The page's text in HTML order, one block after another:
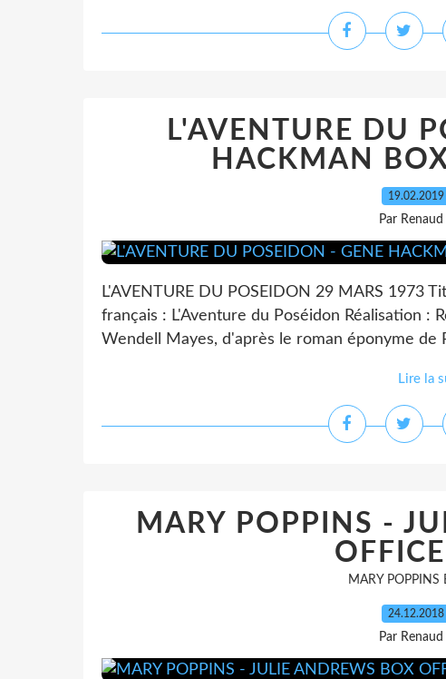
L'AVENTURE DU
HACKMAN
19.02.2019
Par Renaud
L'AVENTURE DU POSEIDON 29 MARS 1973
français : L'Aventure du Poséidon Réalisation :
Wendell Mayes, d'après le roman éponyme de
Lire la
MARY POPPINS -
MARY POPPINS
24.12.2018
Par Renaud